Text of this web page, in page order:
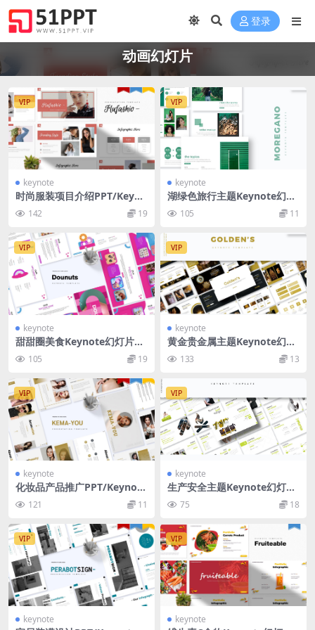
登录
动画幻灯片
VIP
keynote
时尚服装项目介绍PPT/Keyno
te/谷歌幻灯片三合一模板 Flu
fashio | Powerpoint, Keyn
ote, Googleslide
142 19
VIP
keynote
湖绿色旅行主题Keynote幻灯
片模板下载 Moregano – Key
note Template
105 11
VIP
keynote
甜甜圈美食Keynote幻灯片创
意模板 Dounuts | Keynote
Template
105 19
VIP
keynote
黄金贵金属主题Keynote幻灯
片模板 Golden’s – Keynote T
emplate
133 13
VIP
keynote
化妆品产品推广PPT/Keynot
e/谷歌幻灯片三合一模板 Ke
ma-You | Powerpoint, Key
note, Googleslide
121 11
VIP
keynote
生产安全主题Keynote幻灯片
模板素材 Hazardous – Keyn
ote Template
75 18
VIP
keynote
VIP
keynote